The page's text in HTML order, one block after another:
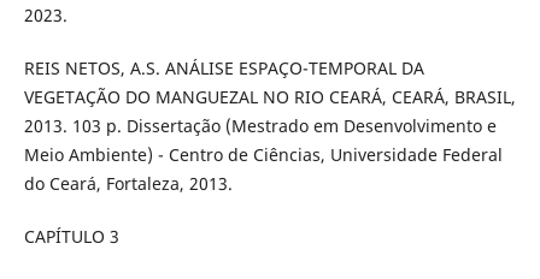
2023.
REIS NETOS, A.S. ANÁLISE ESPAÇO-TEMPORAL DA
VEGETAÇÃO DO MANGUEZAL NO RIO CEARÁ, CEARÁ, BRASIL,
2013. 103 p. Dissertação (Mestrado em Desenvolvimento e
Meio Ambiente) - Centro de Ciências, Universidade Federal
do Ceará, Fortaleza, 2013.
CAPÍTULO 3